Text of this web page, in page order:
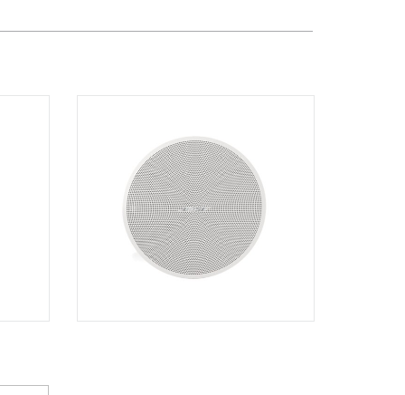
Số 94 Láng Hạ, Phường Láng, Hà Nội,